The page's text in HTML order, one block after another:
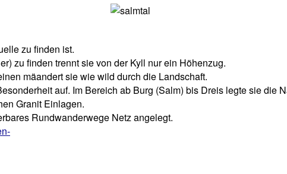
zu finden ist.
zu finden trennt sie von der Kyll nur ein Höhenzug.
mäandert sie wie wild durch die Landschaft.
auf. Im Bereich ab Burg (Salm) bis Dreis legte sie die
Granit Einlagen.
Rundwanderwege Netz angelegt.